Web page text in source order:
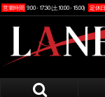
営業時間 9:00 - 17:30 (土10:00 - 15:00) 定休日